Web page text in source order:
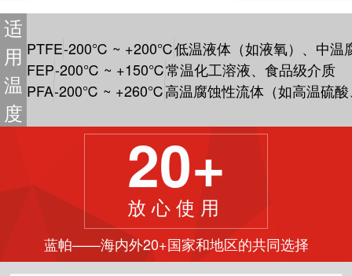
适
用
温
度
PTFE-200℃ ~ +200℃低温液体（如液氧）、中温
FEP-200℃ ~ +150℃常温化工溶液、食品级介质
PFA-200℃ ~ +260℃高温腐蚀性流体（如高温硫
20+
放心使用
蓝帕——海内外20+国家和地区的共同选择